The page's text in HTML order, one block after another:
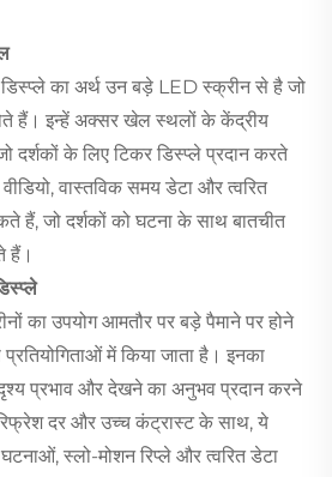
का अर्थ उन बड़े LED स्क्रीन से है जो
हैं। इन्हें अक्सर खेल स्थलों के केंद्रीय
दर्शकों के लिए टिकर डिस्प्ले प्रदान करते
वास्तविक समय डेटा और त्वरित
हैं, जो दर्शकों को घटना के साथ बातचीत
हैं।
का उपयोग आमतौर पर बड़े पैमाने पर होने
में किया जाता है। इनका
दृश्य प्रभाव और देखने का अनुभव प्रदान करने
दर और उच्च कंट्रास्ट के साथ, ये
स्लो-मोशन रिप्ले और त्वरित डेटा